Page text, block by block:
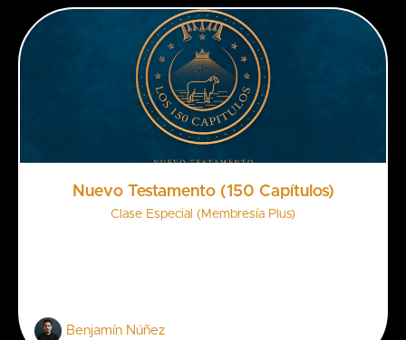
Nuevo Testamento (150 Capítulos)
Clase Especial (Membresía Plus)
Benjamín Núñez